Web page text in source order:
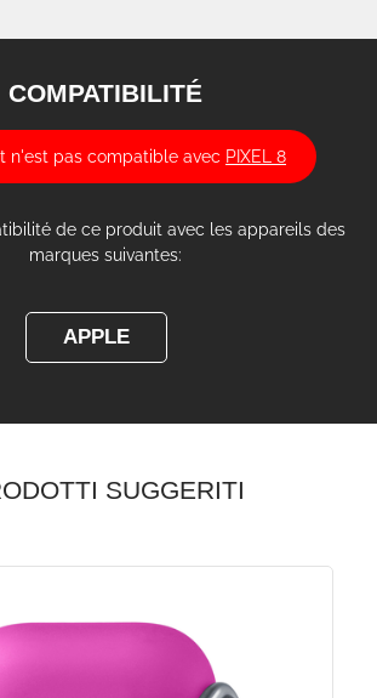
COMPATIBILITÉ
n'est pas compatible avec PIXEL 8
de ce produit avec les appareils des
marques suivantes:
APPLE
SUGGERITI